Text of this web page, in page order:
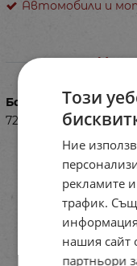
Автомобили и
Баркод (ISBN, UPC,
720304808
Този
Ние
рекламите
трафик.
нашия сайт
партньори